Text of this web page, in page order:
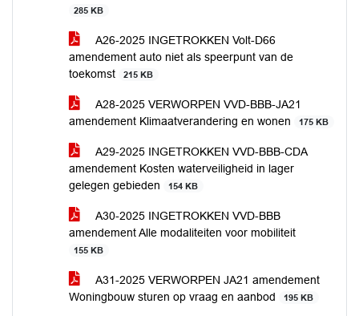
285 KB
A26-2025 INGETROKKEN Volt-D66
amendement auto niet als speerpunt van de
toekomst
215 KB
A28-2025 VERWORPEN VVD-BBB-JA21
amendement Klimaatverandering en wonen
175 KB
A29-2025 INGETROKKEN VVD-BBB-CDA
amendement Kosten waterveiligheid in lager
gelegen gebieden
154 KB
A30-2025 INGETROKKEN VVD-BBB
amendement Alle modaliteiten voor mobiliteit
155 KB
A31-2025 VERWORPEN JA21 amendement
Woningbouw sturen op vraag en aanbod
195 KB